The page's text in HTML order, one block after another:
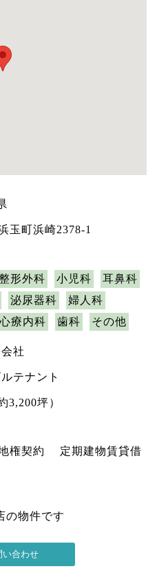
玉町浜崎2378-1
形外科 小児科
耳鼻科
泌尿器科
婦人科
心療内科 歯科 その他
社
テナント
坪）
権契約 定期建物賃貸借
の物件です